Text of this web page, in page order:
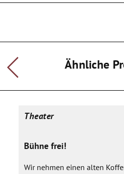
Ähnliche
Theater
Bühne frei!
Wir nehmen einen alten